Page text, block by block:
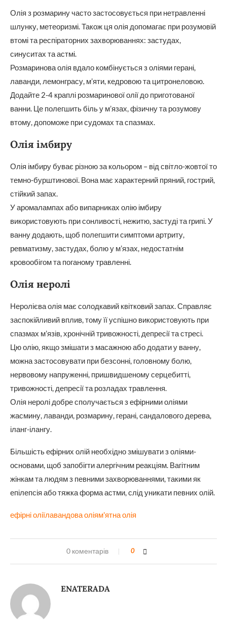
Олія з розмарину часто застосовується при нетравленні
шлунку, метеоризмі. Також ця олія допомагає при розумовій
втомі та респіраторних захворюваннях: застудах,
синуситах та астмі.
Розмаринова олія вдало комбінується з оліями герані,
лаванди, лемонграсу, м’яти, кедровою та цитронеловою.
Додайте 2-4 краплі розмаринової олії до приготованої
ванни. Це полегшить біль у м’язах, фізичну та розумову
втому, допоможе при судомах та спазмах.
Олія імбиру
Олія імбиру буває різною за кольором – від світло-жовтої то
темно-бурштинової. Вона має характерний пряний, гострий,
стійкий запах.
У аромалампах або випарниках олію імбиру
використовують при сонливості, нежитю, застуді та грипі. У
ванну додають, щоб полегшити симптоми артриту,
ревматизму, застудах, болю у м’язах, недостатнім
кровообігом та поганому травленні.
Олія неролі
Неролієва олія має солодкавий квітковий запах. Справляє
заспокійливий вплив, тому її успішно використовують при
спазмах м’язів, хронічній тривожності, депресії та стресі.
Цю олію, якщо змішати з масажною або додати у ванну,
можна застосовувати при безсонні, головному болю,
нервовому напруженні, пришвидшеному серцебитті,
тривожності, депресії та розладах травлення.
Олія неролі добре сполучається з ефірними оліями
жасмину, лаванди, розмарину, герані, сандалового дерева,
іланг-ілангу.
Більшість ефірних олій необхідно змішувати з оліями-
основами, щоб запобігти алергічним реакціям. Вагітним
жінкам та людям з певними захворюваннями, такими як
епілепсія або тяжка форма астми, слід уникати певних олій.
ефірні оліїлавандова оліям'ятна олія
0 коментарів 0
ENATERADA